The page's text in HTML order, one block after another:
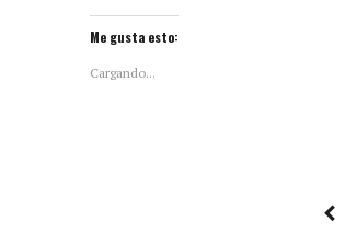
Me gusta esto:
Cargando...